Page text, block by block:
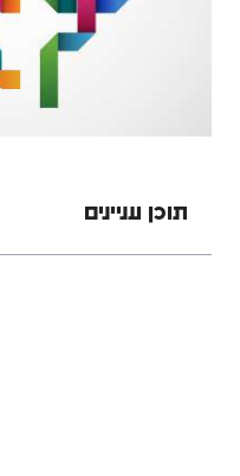
תוכן עניינים